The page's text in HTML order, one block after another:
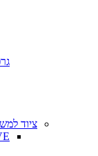
ציוד